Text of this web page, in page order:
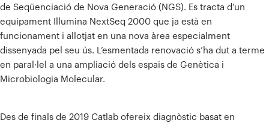
de Seqüenciació de Nova Generació (NGS). Es tracta d’un
equipament Illumina NextSeq 2000 que ja està en
funcionament i allotjat en una nova àrea especialment
dissenyada pel seu ús. L’esmentada renovació s’ha dut a terme
en paral·lel a una ampliació dels espais de Genètica i
Microbiologia Molecular.
Des de finals de 2019 Catlab ofereix diagnòstic basat en